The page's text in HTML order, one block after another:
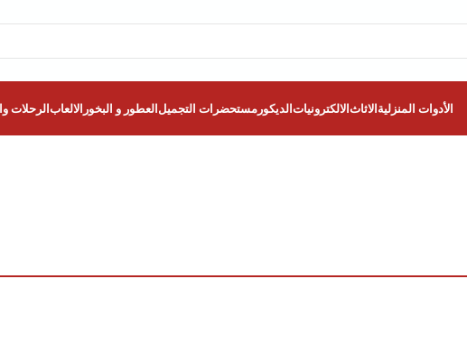
الأدوات المنزليةالاثاثالالكترونياتالديكورمستحضرات التجميلالعطور و البخور الالعابالرحلات